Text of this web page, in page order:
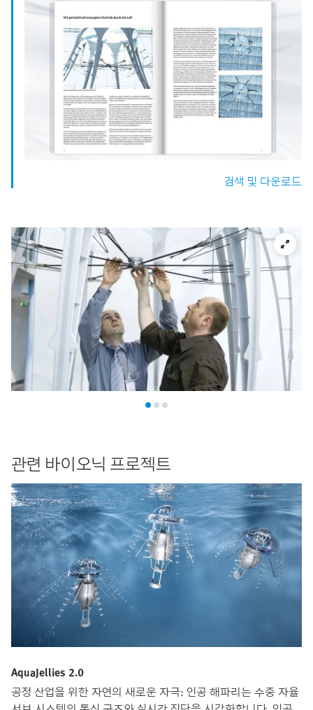
검색 및 다운로드
관련 바이오닉 프로젝트
AquaJellies 2.0
공정 산업을 위한 자연의 새로운 자극: 인공 해파리는 수중 자율